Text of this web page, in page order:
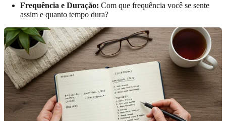
Frequência e Duração: Com que frequência você se sente
assim e quanto tempo dura?